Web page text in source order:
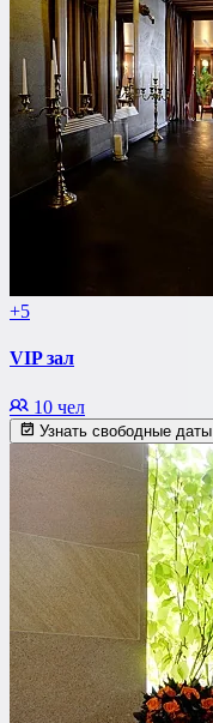
+5
VIP зал
10 чел
Узнать свободные даты